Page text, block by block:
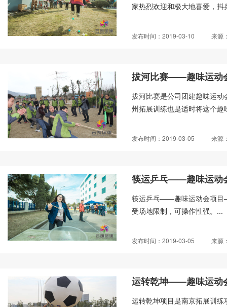
家热烈欢迎和极大地喜爱，
发布时间：2019-03-10 来源
拔河比赛——趣味运动
拔河比赛是公司团建趣味运
州拓展训练也是适时将这个
发布时间：2019-03-05 来源
筷运乒乓——趣味运动
筷运乒乓——趣味运动会项目
受场地限制，可操作性强。...
发布时间：2019-03-05 来源
运转乾坤——趣味运动
运转乾坤项目是南京拓展训